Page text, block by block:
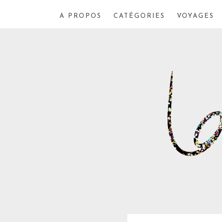
A PROPOS CATÉGORIES VOYAGES